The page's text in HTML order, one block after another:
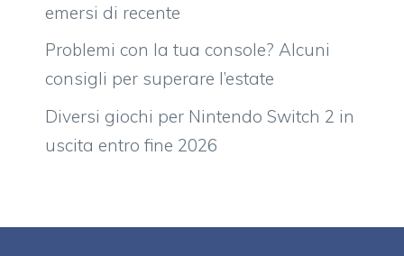
emersi di recente
Problemi con la tua console? Alcuni
consigli per superare l’estate
Diversi giochi per Nintendo Switch 2 in
uscita entro fine 2026